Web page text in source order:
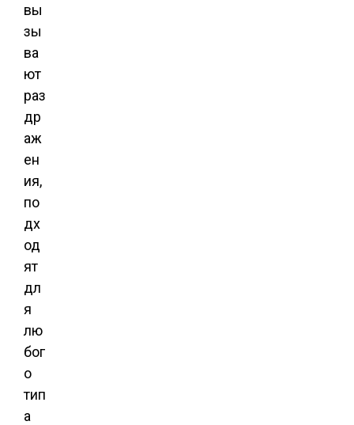
вы
зы
ва
ют
раз
др
аж
ен
ия,
по
дх
од
ят
дл
я
лю
бог
о
тип
а